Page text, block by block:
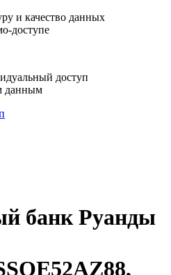
и качество данных
доступе
доступ
данным
банк Руанды